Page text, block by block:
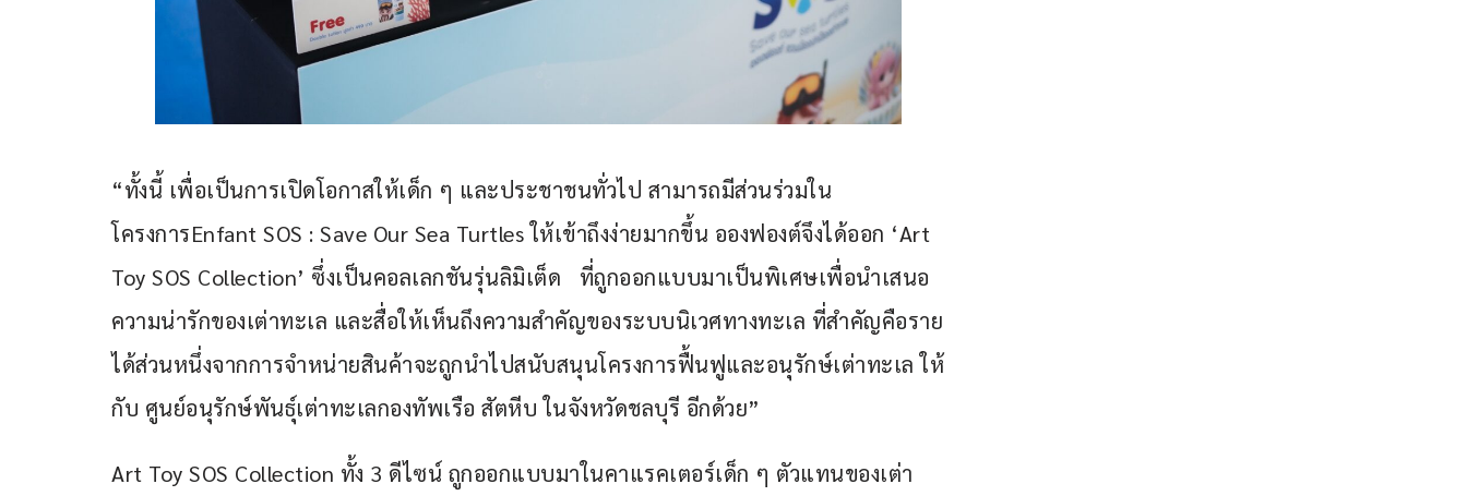
“ทั้งนี้ เพื่อเป็นการเปิดโอกาสให้เด็ก ๆ และประชาชนทั่วไป สามารถมีส่วนร่วมใน
โครงการEnfant SOS : Save Our Sea Turtles ให้เข้าถึงง่ายมากขึ้น อองฟองต์จึงได้ออก ‘Art
Toy SOS Collection’ ซึ่งเป็นคอลเลกชันรุ่นลิมิเต็ด   ที่ถูกออกแบบมาเป็นพิเศษเพื่อนำเสนอ
ความน่ารักของเต่าทะเล และสื่อให้เห็นถึงความสำคัญของระบบนิเวศทางทะเล ที่สำคัญคือราย
ได้ส่วนหนึ่งจากการจำหน่ายสินค้าจะถูกนำไปสนับสนุนโครงการฟื้นฟูและอนุรักษ์เต่าทะเล ให้
กับ ศูนย์อนุรักษ์พันธุ์เต่าทะเลกองทัพเรือ สัตหีบ ในจังหวัดชลบุรี อีกด้วย”
Art Toy SOS Collection ทั้ง 3 ดีไซน์ ถูกออกแบบมาในคาแรคเตอร์เด็ก ๆ ตัวแทนของเต่า